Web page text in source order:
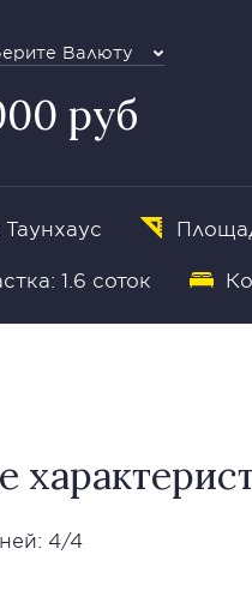
Валюту
руб
1.6 соток
4/4